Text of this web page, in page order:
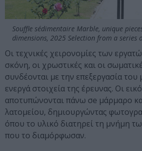
Souffle sédimentaire Marble, unique
dimensions, 2025 Selection from a series
Οι τεχνικές χειρονομίες των
σκόνη, οι χρωστικές και οι
συνδέονται με την επεξεργασία του
ενεργά στοιχεία της έρευνας. Οι
αποτυπώνονται πάνω σe μάρμαρο
λατομείου, δημιουργώντας
όπου το υλικό διατηρεί τη μνήμη
που το διαμόρφωσαν.